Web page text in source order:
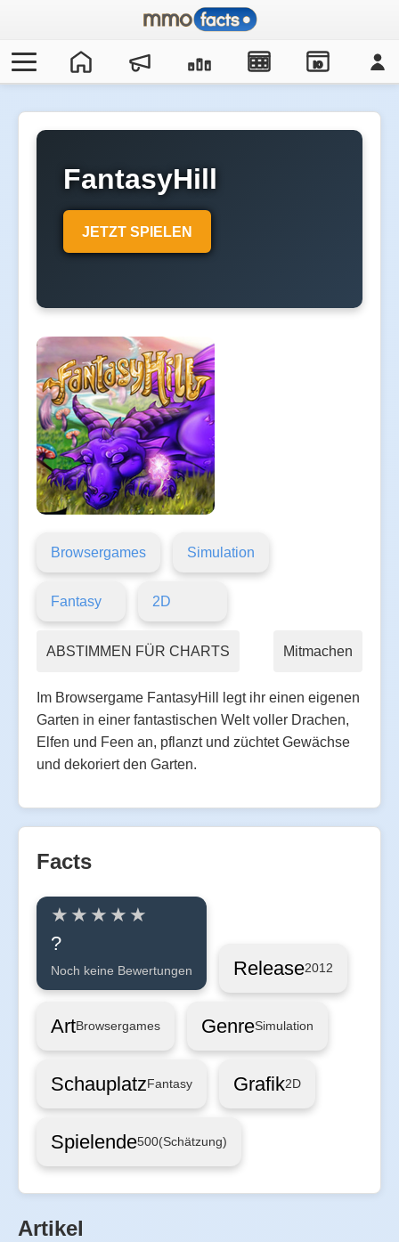
IO
FantasyHill
JETZT SPIELEN
Browsergames Simulation
Fantasy 2D
ABSTIMMEN FÜR CHARTS Mitmachen
Im Browsergame FantasyHill legt ihr einen eigenen
Garten in einer fantastischen Welt voller Drachen,
Elfen und Feen an, pflanzt und züchtet Gewächse
und dekoriert den Garten.
Facts
?
Noch keine Bewertungen Release2012
ArtBrowsergames GenreSimulation
SchauplatzFantasy Grafik2D
Spielende500(Schätzung)
Artikel